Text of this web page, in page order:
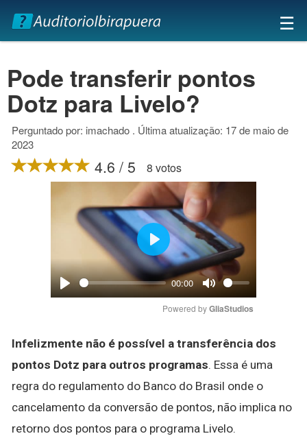
×
☰
Pode transferir pontos
Dotz para Livelo?
Perguntado por: imachado . Última atualização: 17 de maio de
2023
4.6 / 5 8 votos
Play
00:00
Mute
Play
Powered by GliaStudios
Infelizmente não é possível a transferência dos
pontos Dotz para outros programas. Essa é uma
regra do regulamento do Banco do Brasil onde o
cancelamento da conversão de pontos, não implica no
retorno dos pontos para o programa Livelo.